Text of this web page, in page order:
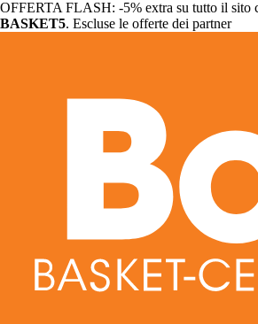
OFFERTA FLASH: -5% extra su tutto il sito
BASKET5. Escluse le offerte dei partner